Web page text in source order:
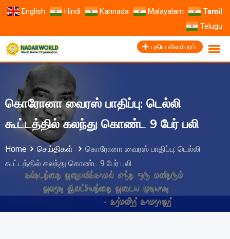
English Hindi Kannada Malayalam
Tamil
Telugu
புதிய விளம்பரம்
கொரோனா வைரஸ் பாதிப்பு: டெல்லி
கூட்டத்தில் கலந்து கொண்ட 9 பேர் பலி
Home செய்திகள்
கொரோனா வைரஸ் பாதிப்பு: டெல்லி
கூட்டத்தில் கலந்து கொண்ட 9 பேர் பலி